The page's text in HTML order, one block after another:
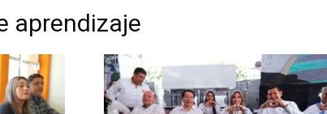
aprendizaje